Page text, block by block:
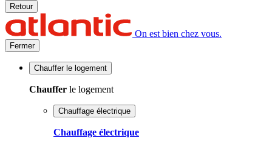
Retour
On est bien chez vous.
Fermer
Chauffer le logement
Chauffer le logement
Chauffage électrique
Chauffage électrique